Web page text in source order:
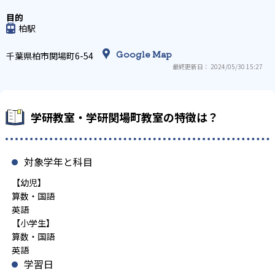
柏駅
千葉県柏市関場町6-54 Google Map
最終更新日： 2024/05/30 15:27
学研教室・学研関場町教室の特徴は？
対象学年と科目
【幼児】
算数・国語
英語
【小学生】
算数・国語
英語
学習日